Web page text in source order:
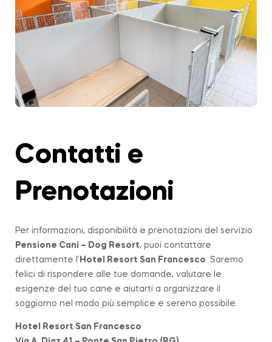
Contatti e
Prenotazioni
Per informazioni, disponibilità e prenotazioni del servizio
Pensione Cani – Dog Resort, puoi contattare
direttamente l’ Hotel Resort San Francesco . Saremo
felici di rispondere alle tue domande, valutare le
esigenze del tuo cane e aiutarti a organizzare il
soggiorno nel modo più semplice e sereno possibile.
Hotel Resort San Francesco